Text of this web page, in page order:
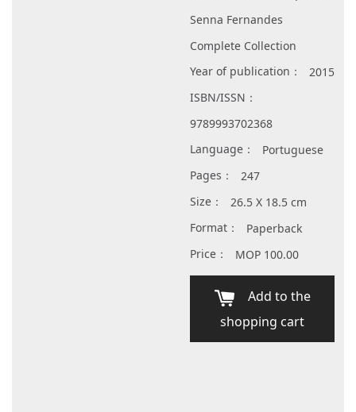
Senna Fernandes
Complete Collection
Year of publication：
2015
ISBN/ISSN：
9789993702368
Language：
Portuguese
Pages：
247
Size：
26.5 X 18.5 cm
Format：
Paperback
Price：
MOP 100.00
Add to the
shopping cart